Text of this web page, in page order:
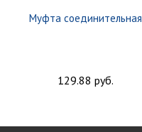
Муфта соединительная
129.88 руб.